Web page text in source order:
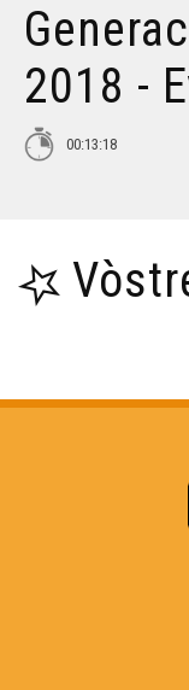
2018 -
00:13:18